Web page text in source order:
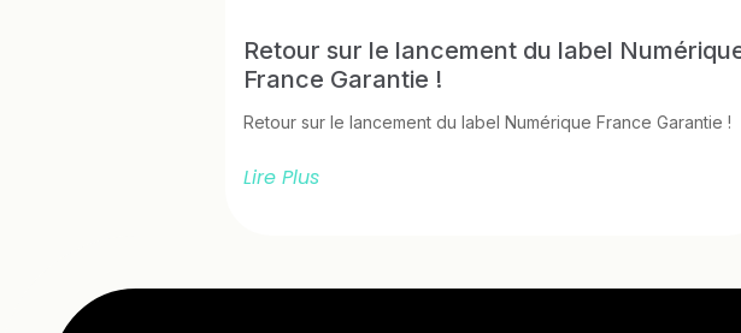
Retour sur le lancement du label
France Garantie !
Retour sur le lancement du label Numérique France Garantie !
Lire Plus